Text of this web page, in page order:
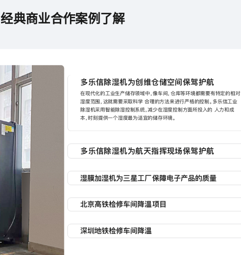
经典商业合作案例了解
多乐信除湿机为创维仓储空间保驾护航
在现代化的工业生产储存领域中，像车间，仓库等环境都需要有特定的相对
湿度范围，这就需要采取科学 合理的方法来进行严格的控制。多乐信工业
除湿机采用智能除湿控制系统，减少在湿度控制方面所投入的 人力和成
本，时刻提供一个湿度最为适宜的储存环境。
多乐信除湿机为航天指挥现场保驾护航
射升空。航天工业中对整体与零件 的精度控制要求很高，如本次案例中总
控室，对空气露点控制和环境相对湿度控制十分严苛，需要把环境 控制在
40％RH，也需要通过控制露点以防止腐蚀，并确保通讯系统、控制系统等
业现场做好温湿度调节，贡献一份力量。
湿膜加湿机为三星工厂保障电子产品的质量
湿度能控制在50%~60%之间， 减少因湿度过低所带来的损失，防止金
属零件被腐蚀和零件机械强度下降，确保产品的质量和性能不会因 为湿度
北京高铁检修车间降温项目
压缩机制冷原理，出风是真正的空调风，无需安装，可移动 使用，针对性降
温，低碳环保。
深圳地铁检修车间降温